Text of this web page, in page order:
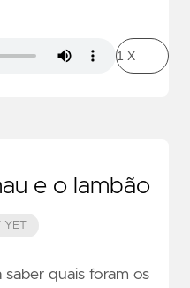
e o lambão
YET
saber quais foram os